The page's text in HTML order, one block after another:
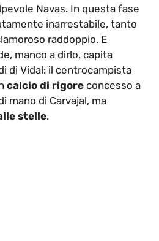
Navas. In questa fase
inarrestabile, tanto
raddoppio. E
manco a dirlo, capita
di Vidal: il centrocampista
calcio di rigore concesso a
mano di Carvajal, ma
stelle.